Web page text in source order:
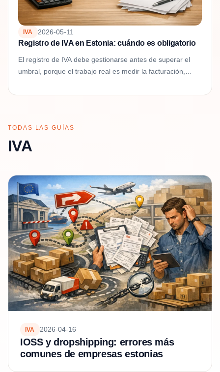
IVA 2026-05-11
Registro de IVA en Estonia: cuándo es obligatorio
El registro de IVA debe gestionarse antes de superar el
umbral, porque el trabajo real es medir la facturación,
TODAS LAS GUÍAS
IVA
IVA 2026-04-16
IOSS y dropshipping: errores más
comunes de empresas estonias